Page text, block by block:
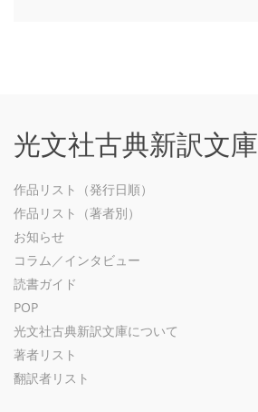
光文社古典新訳文庫
作品リスト（発行日順）
作品リスト（著者別）
お知らせ
コラム／インタビュー
読書ガイド
POP
光文社古典新訳文庫について
著者リスト
翻訳者リスト